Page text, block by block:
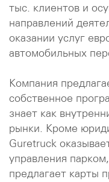
тыс. клиентов и
направлений
оказании услуг
автомобильных
Компания
собственное
знает как
рынки. Кроме
Guretruck
управления
предлагает карты